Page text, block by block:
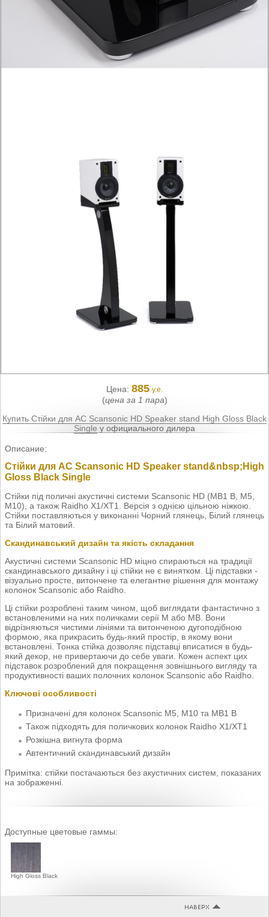
Цена: 885 у.е.
(цена за 1 пара)
Купить Стійки для AC Scansonic HD Speaker stand High Gloss Black
Single у официального дилера
Описание:
Стійки для AC Scansonic HD Speaker stand&nbsp;High
Gloss Black Single
Стійки під поличні акустичні системи Scansonic HD (MB1 B, M5,
M10), а також Raidho X1/XT1. Версія з однією цільною ніжкою.
Стійки поставляються у виконанні Чорний глянець, Білий глянець
та Білий матовий.
Скандинавський дизайн та якість складання
Акустичні системи Scansonic HD міцно спираються на традиції
скандинавського дизайну і ці стійки не є винятком. Ці підставки -
візуально просте, витончене та елегантне рішення для монтажу
колонок Scansonic або Raidho.
Ці стійки розроблені таким чином, щоб виглядати фантастично з
встановленими на них поличками серії M або MB. Вони
відрізняються чистими лініями та витонченою дугоподібною
формою, яка прикрасить будь-який простір, в якому вони
встановлені. Тонка стійка дозволяє підставці вписатися в будь-
який декор, не привертаючи до себе уваги. Кожен аспект цих
підставок розроблений для покращення зовнішнього вигляду та
продуктивності ваших полочних колонок Scansonic або Raidho.
Ключові особливості
Призначені для колонок Scansonic M5, M10 та MB1 B
Також підходять для поличкових колонок Raidho X1/XT1
Розкішна вигнута форма
Автентичний скандинавський дизайн
Примітка: стійки постачаються без акустичних систем, показаних
на зображенні.
Доступные цветовые гаммы:
High Gloss Black